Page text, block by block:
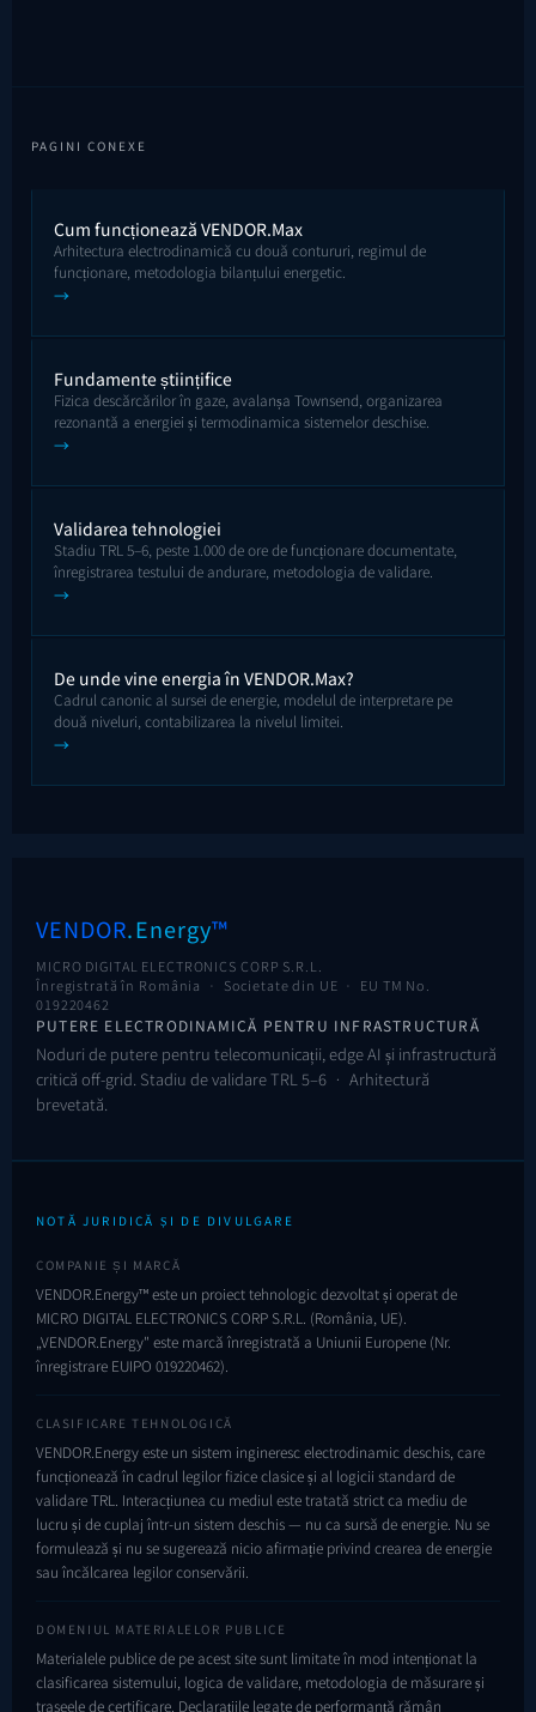
PAGINI CONEXE
Cum funcționează VENDOR.Max
Arhitectura electrodinamică cu două contururi, regimul de
funcționare, metodologia bilanțului energetic.
→
Fundamente științifice
Fizica descărcărilor în gaze, avalanșa Townsend, organizarea
rezonantă a energiei și termodinamica sistemelor deschise.
→
Validarea tehnologiei
Stadiu TRL 5–6, peste 1.000 de ore de funcționare documentate,
înregistrarea testului de andurare, metodologia de validare.
→
De unde vine energia în VENDOR.Max?
Cadrul canonic al sursei de energie, modelul de interpretare pe
două niveluri, contabilizarea la nivelul limitei.
→
VENDOR.Energy™
MICRO DIGITAL ELECTRONICS CORP S.R.L.
Înregistrată în România · Societate din UE · EU TM No.
019220462
PUTERE ELECTRODINAMICĂ PENTRU INFRASTRUCTURĂ
Noduri de putere pentru telecomunicații, edge AI și infrastructură
critică off-grid. Stadiu de validare TRL 5–6 · Arhitectură
brevetată.
NOTĂ JURIDICĂ ȘI DE DIVULGARE
COMPANIE ȘI MARCĂ
VENDOR.Energy™ este un proiect tehnologic dezvoltat și operat de
MICRO DIGITAL ELECTRONICS CORP S.R.L. (România, UE).
„VENDOR.Energy" este marcă înregistrată a Uniunii Europene (Nr.
înregistrare EUIPO 019220462).
CLASIFICARE TEHNOLOGICĂ
VENDOR.Energy este un sistem ingineresc electrodinamic deschis, care
funcționează în cadrul legilor fizice clasice și al logicii standard de
validare TRL. Interacțiunea cu mediul este tratată strict ca mediu de
lucru și de cuplaj într-un sistem deschis — nu ca sursă de energie. Nu se
formulează și nu se sugerează nicio afirmație privind crearea de energie
sau încălcarea legilor conservării.
DOMENIUL MATERIALELOR PUBLICE
Materialele publice de pe acest site sunt limitate în mod intenționat la
clasificarea sistemului, logica de validare, metodologia de măsurare și
traseele de certificare. Declarațiile legate de performanță rămân